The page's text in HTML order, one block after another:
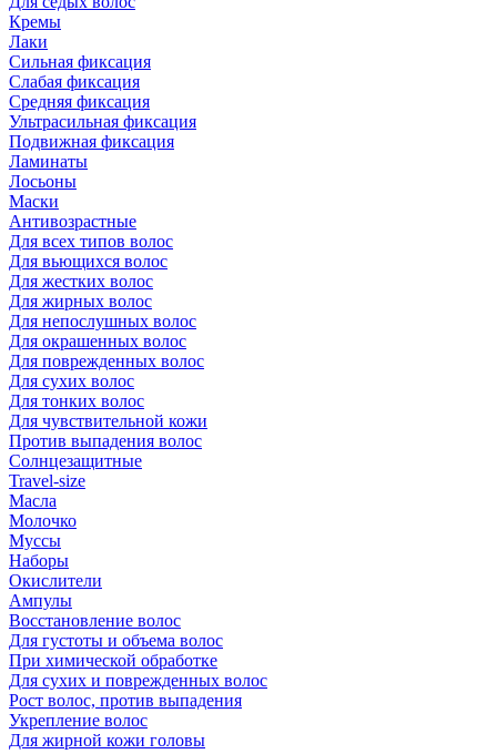
Кремы
Лаки
Сильная фиксация
Слабая фиксация
Средняя фиксация
Ультрасильная фиксация
Подвижная фиксация
Ламинаты
Лосьоны
Маски
Антивозрастные
Для всех типов волос
Для вьющихся волос
Для жестких волос
Для жирных волос
Для непослушных волос
Для окрашенных волос
Для поврежденных волос
Для сухих волос
Для тонких волос
Для чувствительной кожи
Против выпадения волос
Солнцезащитные
Travel-size
Масла
Молочко
Муссы
Наборы
Окислители
Ампулы
Восстановление волос
Для густоты и объема волос
При химической обработке
Для сухих и поврежденных волос
Рост волос, против выпадения
Укрепление волос
Для жирной кожи головы